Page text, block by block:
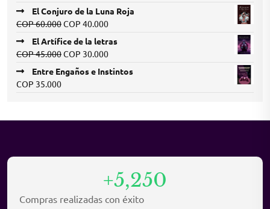
was:
COP 70.000.
is:
El Conjuro de la Luna Roja
COP60.000Original
was:
COP 60.000.
COP 40.000Current
is:
El Artífice de la letras
COP45.000Original
price
was:
COP 30.000Current
is:
Entre Engaños e Instintos
COP 35.000
+5,250
Compras realizadas con éxito